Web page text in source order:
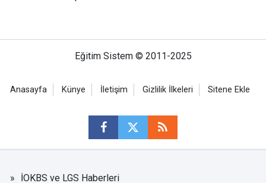
Eğitim Sistem © 2011-2025
Anasayfa Künye İletişim Gizlilik İlkeleri Sitene Ekle
İOKBS ve LGS Haberleri